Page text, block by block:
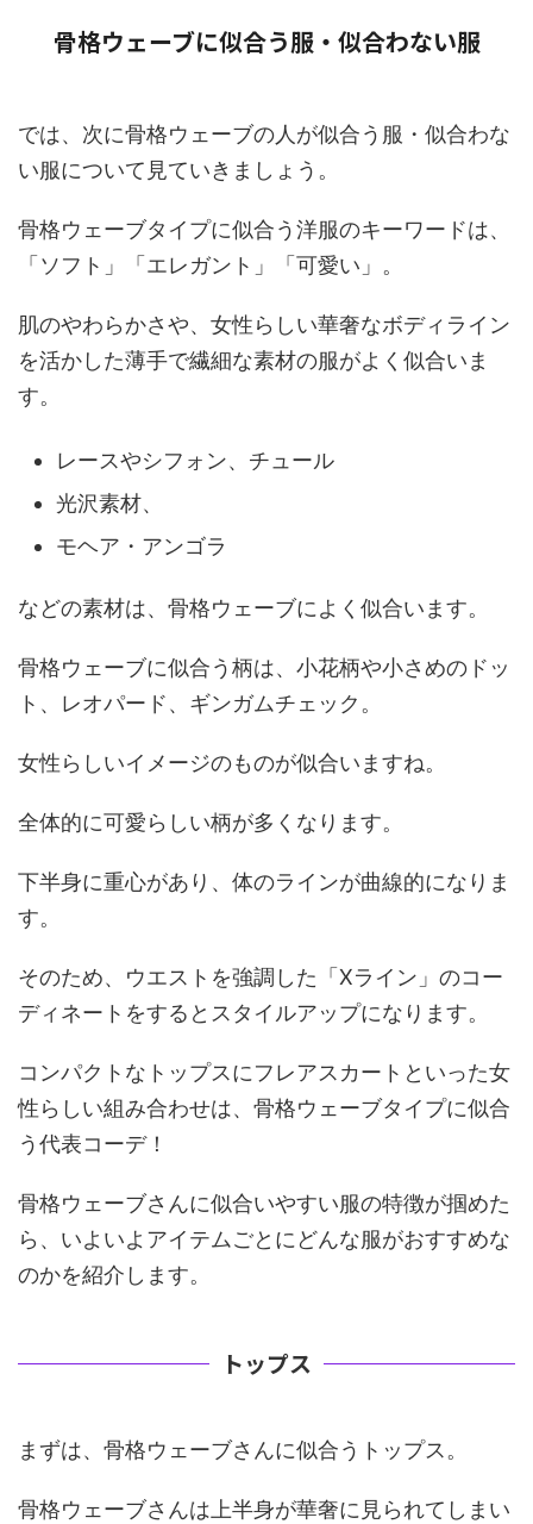
骨格ウェーブに似合う服・似合わない服
では、次に骨格ウェーブの人が似合う服・似合わな
い服について見ていきましょう。
骨格ウェーブタイプに似合う洋服のキーワードは、
「ソフト」「エレガント」「可愛い」。
肌のやわらかさや、女性らしい華奢なボディライン
を活かした薄手で繊細な素材の服がよく似合いま
す。
レースやシフォン、チュール
光沢素材、
モヘア・アンゴラ
などの素材は、骨格ウェーブによく似合います。
骨格ウェーブに似合う柄は、小花柄や小さめのドッ
ト、レオパード、ギンガムチェック。
女性らしいイメージのものが似合いますね。
全体的に可愛らしい柄が多くなります。
下半身に重心があり、体のラインが曲線的になりま
す。
そのため、ウエストを強調した「Xライン」のコー
ディネートをするとスタイルアップになります。
コンパクトなトップスにフレアスカートといった女
性らしい組み合わせは、骨格ウェーブタイプに似合
う代表コーデ！
骨格ウェーブさんに似合いやすい服の特徴が掴めた
ら、いよいよアイテムごとにどんな服がおすすめな
のかを紹介します。
トップス
まずは、骨格ウェーブさんに似合うトップス。
骨格ウェーブさんは上半身が華奢に見られてしまい